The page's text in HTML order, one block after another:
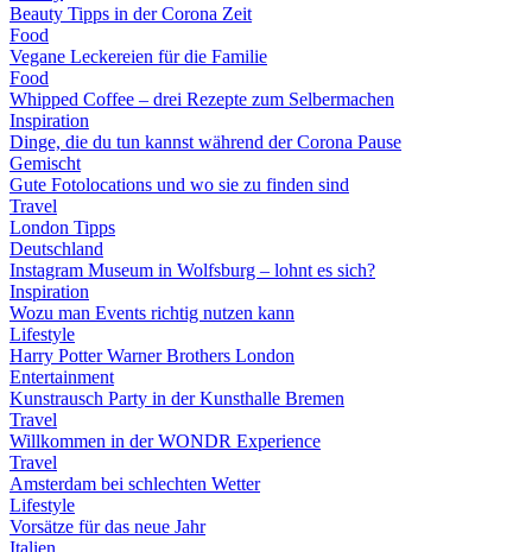
Beauty Tipps in der Corona Zeit
Food
Vegane Leckereien für die Familie
Food
Whipped Coffee – drei Rezepte zum Selbermachen
Inspiration
Dinge, die du tun kannst während der Corona Pause
Gemischt
Gute Fotolocations und wo sie zu finden sind
Travel
London Tipps
Deutschland
Instagram Museum in Wolfsburg – lohnt es sich?
Inspiration
Wozu man Events richtig nutzen kann
Lifestyle
Harry Potter Warner Brothers London
Entertainment
Kunstrausch Party in der Kunsthalle Bremen
Travel
Willkommen in der WONDR Experience
Travel
Amsterdam bei schlechten Wetter
Lifestyle
Vorsätze für das neue Jahr
Italien